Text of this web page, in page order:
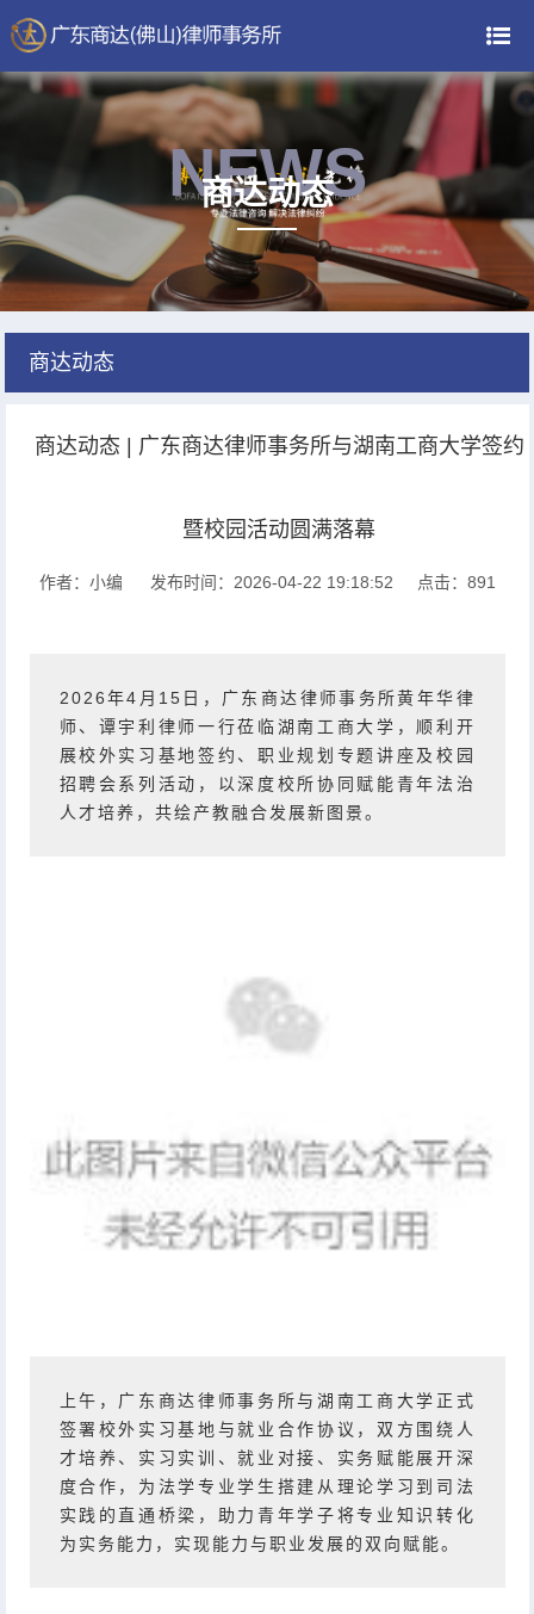
NEWS
商达动态
商达动态
商达动态 | 广东商达律师事务所与湖南工商大学签约
暨校园活动圆满落幕
作者：小编 发布时间：2026-04-22 19:18:52 点击： 891
2026年4月15日，广东商达律师事务所黄年华律
师、谭宇利律师一行莅临湖南工商大学，顺利开
展校外实习基地签约、职业规划专题讲座及校园
招聘会系列活动，以深度校所协同赋能青年法治
人才培养，共绘产教融合发展新图景。
上午，广东商达律师事务所与湖南工商大学正式
签署校外实习基地与就业合作协议，双方围绕人
才培养、实习实训、就业对接、实务赋能展开深
度合作，为法学专业学生搭建从理论学习到司法
实践的直通桥梁，助力青年学子将专业知识转化
为实务能力，实现能力与职业发展的双向赋能。